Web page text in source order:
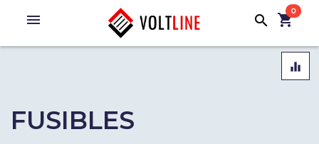
menu search
0
shopping_cart
equalizer
FUSIBLES